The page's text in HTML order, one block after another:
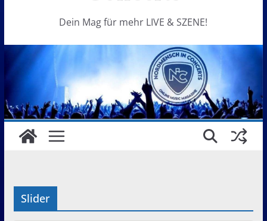
Dein Mag für mehr LIVE & SZENE!
Slider